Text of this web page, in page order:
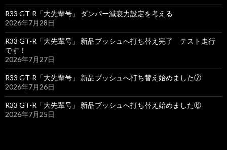
R33 GT-R「大先輩号」 ダンパー減衰力設定を考える
2026年7月28日
R33 GT-R「大先輩号」 新品ブッシュへ打ち替え完了 テスト走行
です！
2026年7月27日
R33 GT-R「大先輩号」 新品ブッシュへ打ち替え始めました⑦
2026年7月26日
R33 GT-R「大先輩号」 新品ブッシュへ打ち替え始めました⑥
2026年7月25日